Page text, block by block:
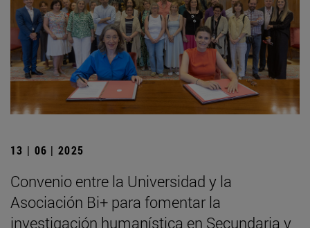
13 | 06 | 2025
Convenio entre la Universidad y la
Asociación Bi+ para fomentar la
investigación humanística en Secundaria y